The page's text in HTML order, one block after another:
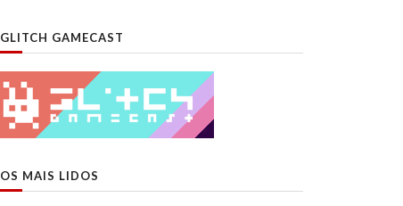
GLITCH GAMECAST
OS MAIS LIDOS